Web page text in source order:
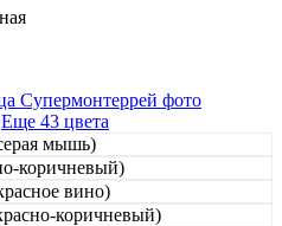
Еще 43 цвета
мышь)
коричневый)
вино)
коричневый)